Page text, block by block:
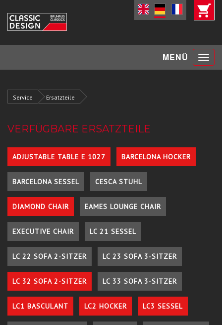
MENÜ Toggle
Service Ersatzteile
VERFÜGBARE ERSATZTEILE
ADJUSTABLE TABLE E 1027 BARCELONA HOCKER
BARCELONA SESSEL CESCA STUHL
DIAMOND CHAIR EAMES LOUNGE CHAIR
EXECUTIVE CHAIR LC 21 SESSEL
LC 22 SOFA 2-SITZER LC 23 SOFA 3-SITZER
LC 32 SOFA 2-SITZER LC 33 SOFA 3-SITZER
LC1 BASCULANT LC2 HOCKER LC3 SESSEL